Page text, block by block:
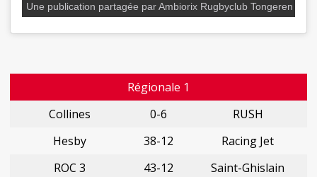
Une publication partagée par Ambiorix Rugbyclub Tongeren
Régionale 1
Collines
0-6
RUSH
Hesby
38-12
Racing Jet
ROC 3
43-12
Saint-Ghislain